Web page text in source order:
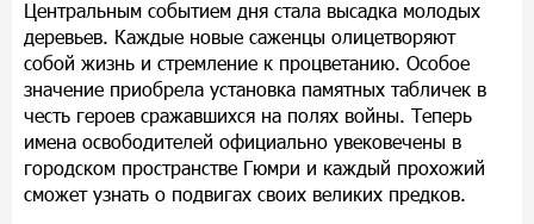
Центральным событием дня стала высадка молодых
деревьев. Каждые новые саженцы олицетворяют
собой жизнь и стремление к процветанию. Особое
значение приобрела установка памятных табличек в
честь героев сражавшихся на полях войны. Теперь
имена освободителей официально увековечены в
городском пространстве Гюмри и каждый прохожий
сможет узнать о подвигах своих великих предков.